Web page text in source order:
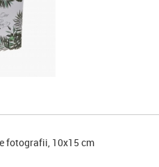
fotografii, 10x15 cm